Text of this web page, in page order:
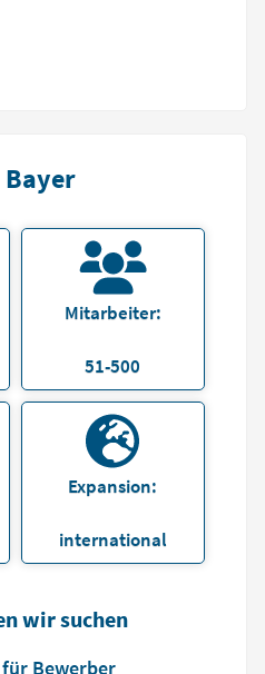
Mitarbeiter:
51-500
Expansion:
international
wir suchen
Bewerber